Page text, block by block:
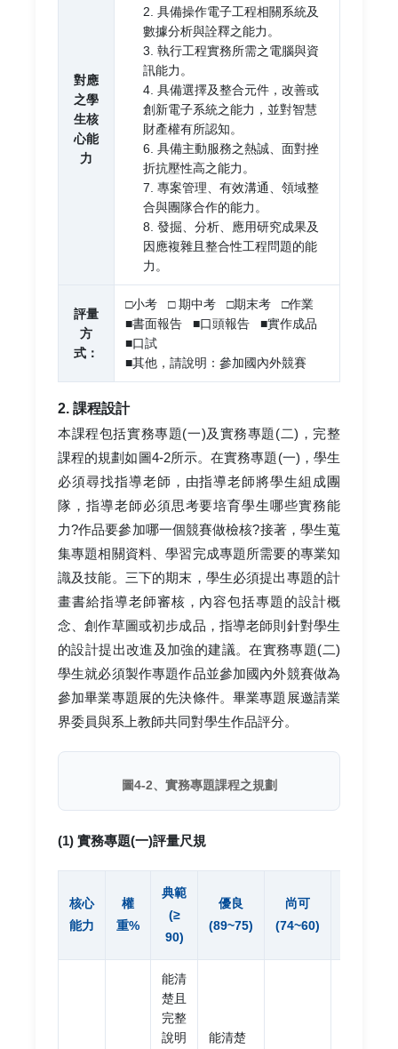
對應
之學
生核
心能
力
2. 具備操作電子工程相關系統及
數據分析與詮釋之能力。
3. 執行工程實務所需之電腦與資
訊能力。
4. 具備選擇及整合元件，改善或
創新電子系統之能力，並對智慧
財產權有所認知。
6. 具備主動服務之熱誠、面對挫
折抗壓性高之能力。
7. 專案管理、有效溝通、領域整
合與團隊合作的能力。
8. 發掘、分析、應用研究成果及
因應複雜且整合性工程問題的能
力。
評量
方
式：
□小考 □ 期中考 □期末考 □作業
■書面報告 ■口頭報告 ■實作成品
■口試
■其他，請說明：參加國內外競賽
2. 課程設計
本課程包括實務專題(一)及實務專題(二)，完整
課程的規劃如圖4-2所示。在實務專題(一)，學生
必須尋找指導老師，由指導老師將學生組成團
隊，指導老師必須思考要培育學生哪些實務能
力?作品要參加哪一個競賽做檢核?接著，學生蒐
集專題相關資料、學習完成專題所需要的專業知
識及技能。三下的期末，學生必須提出專題的計
畫書給指導老師審核，內容包括專題的設計概
念、創作草圖或初步成品，指導老師則針對學生
的設計提出改進及加強的建議。在實務專題(二)
學生就必須製作專題作品並參加國內外競賽做為
參加畢業專題展的先決條件。畢業專題展邀請業
界委員與系上教師共同對學生作品評分。
圖4-2、實務專題課程之規劃
(1) 實務專題(一)評量尺規
核心
能力
權
重%
典範
(≥
90)
優良
(89~75)
尚可
(74~60)
能清
楚且
完整
說明
能清楚